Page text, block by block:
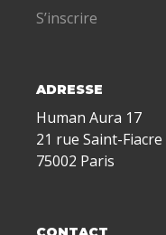
S’inscrire
ADRESSE
Human Aura 17
21 rue Saint-Fiacre
75002 Paris